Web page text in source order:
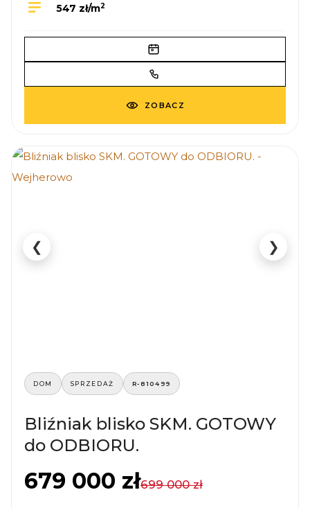
547 zł/m2
ZOBACZ
❮ ❯
DOM SPRZEDAŻ R-810499
Bliźniak blisko SKM. GOTOWY
do ODBIORU.
679 000 zł699 000 zł